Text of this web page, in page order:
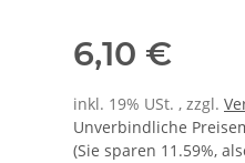
6,10 €
inkl. 19% USt. , zzgl.
Unverbindliche
(Sie sparen 11.59%,